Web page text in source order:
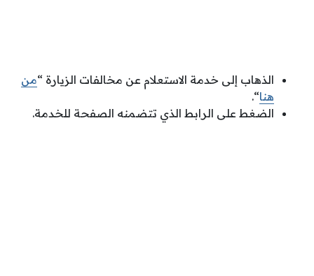
الذهاب إلى خدمة الاستعلام عن مخالفات الزيارة “من
هنا“.
الضغط على الرابط الذي تتضمنه الصفحة للخدمة.